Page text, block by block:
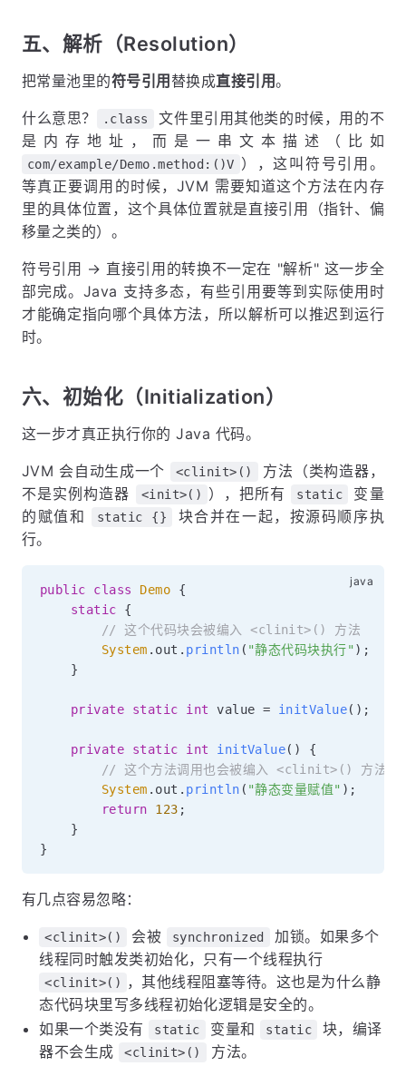
五、解析（Resolution）
把常量池里的符号引用替换成直接引用。
什么意思？ .class
文件里引用其他类的时候，用的不
是内存地址，而是一串文本描述（比如
com/example/Demo.method:()V ），这叫符号引用。
等真正要调用的时候，JVM 需要知道这个方法在内存
里的具体位置，这个具体位置就是直接引用（指针、偏
移量之类的）。
符号引用 → 直接引用的转换不一定在 "解析" 这一步全
部完成。Java 支持多态，有些引用要等到实际使用时
才能确定指向哪个具体方法，所以解析可以推迟到运行
时。
六、初始化（Initialization）
这一步才真正执行你的 Java 代码。
JVM 会自动生成一个 <clinit>()
方法（类构造器，
不是实例构造器
<init>() ），把所有 static
变量
的赋值和
static {}
块合并在一起，按源码顺序执
行。
public class Demo
{
static
{
// 这个代码块会被编入 <clinit>() 方法
System . out . println ( "静态代码块执行" ) ;
}
private static int value = initValue( ) ;
private static int initValue( )
{
// 这个方法调用也会被编入 <clinit>() 方法
System . out . println ( "静态变量赋值" ) ;
return
123 ;
}
}
有几点容易忽略：
<clinit>() 会被 synchronized
加锁。如果多个
线程同时触发类初始化，只有一个线程执行
<clinit>()
，其他线程阻塞等待。这也是为什么静
态代码块里写多线程初始化逻辑是安全的。
如果一个类没有
static 变量和 static
块，编译
器不会生成
<clinit>() 方法。